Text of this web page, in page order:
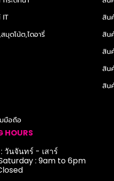
ดโน้ต,ไดอารี่
มือถือ
สิน
สิน
สิน
สิน
สิน
HOURS
วันจันทร์ - เสาร์
: 9am to 6pm